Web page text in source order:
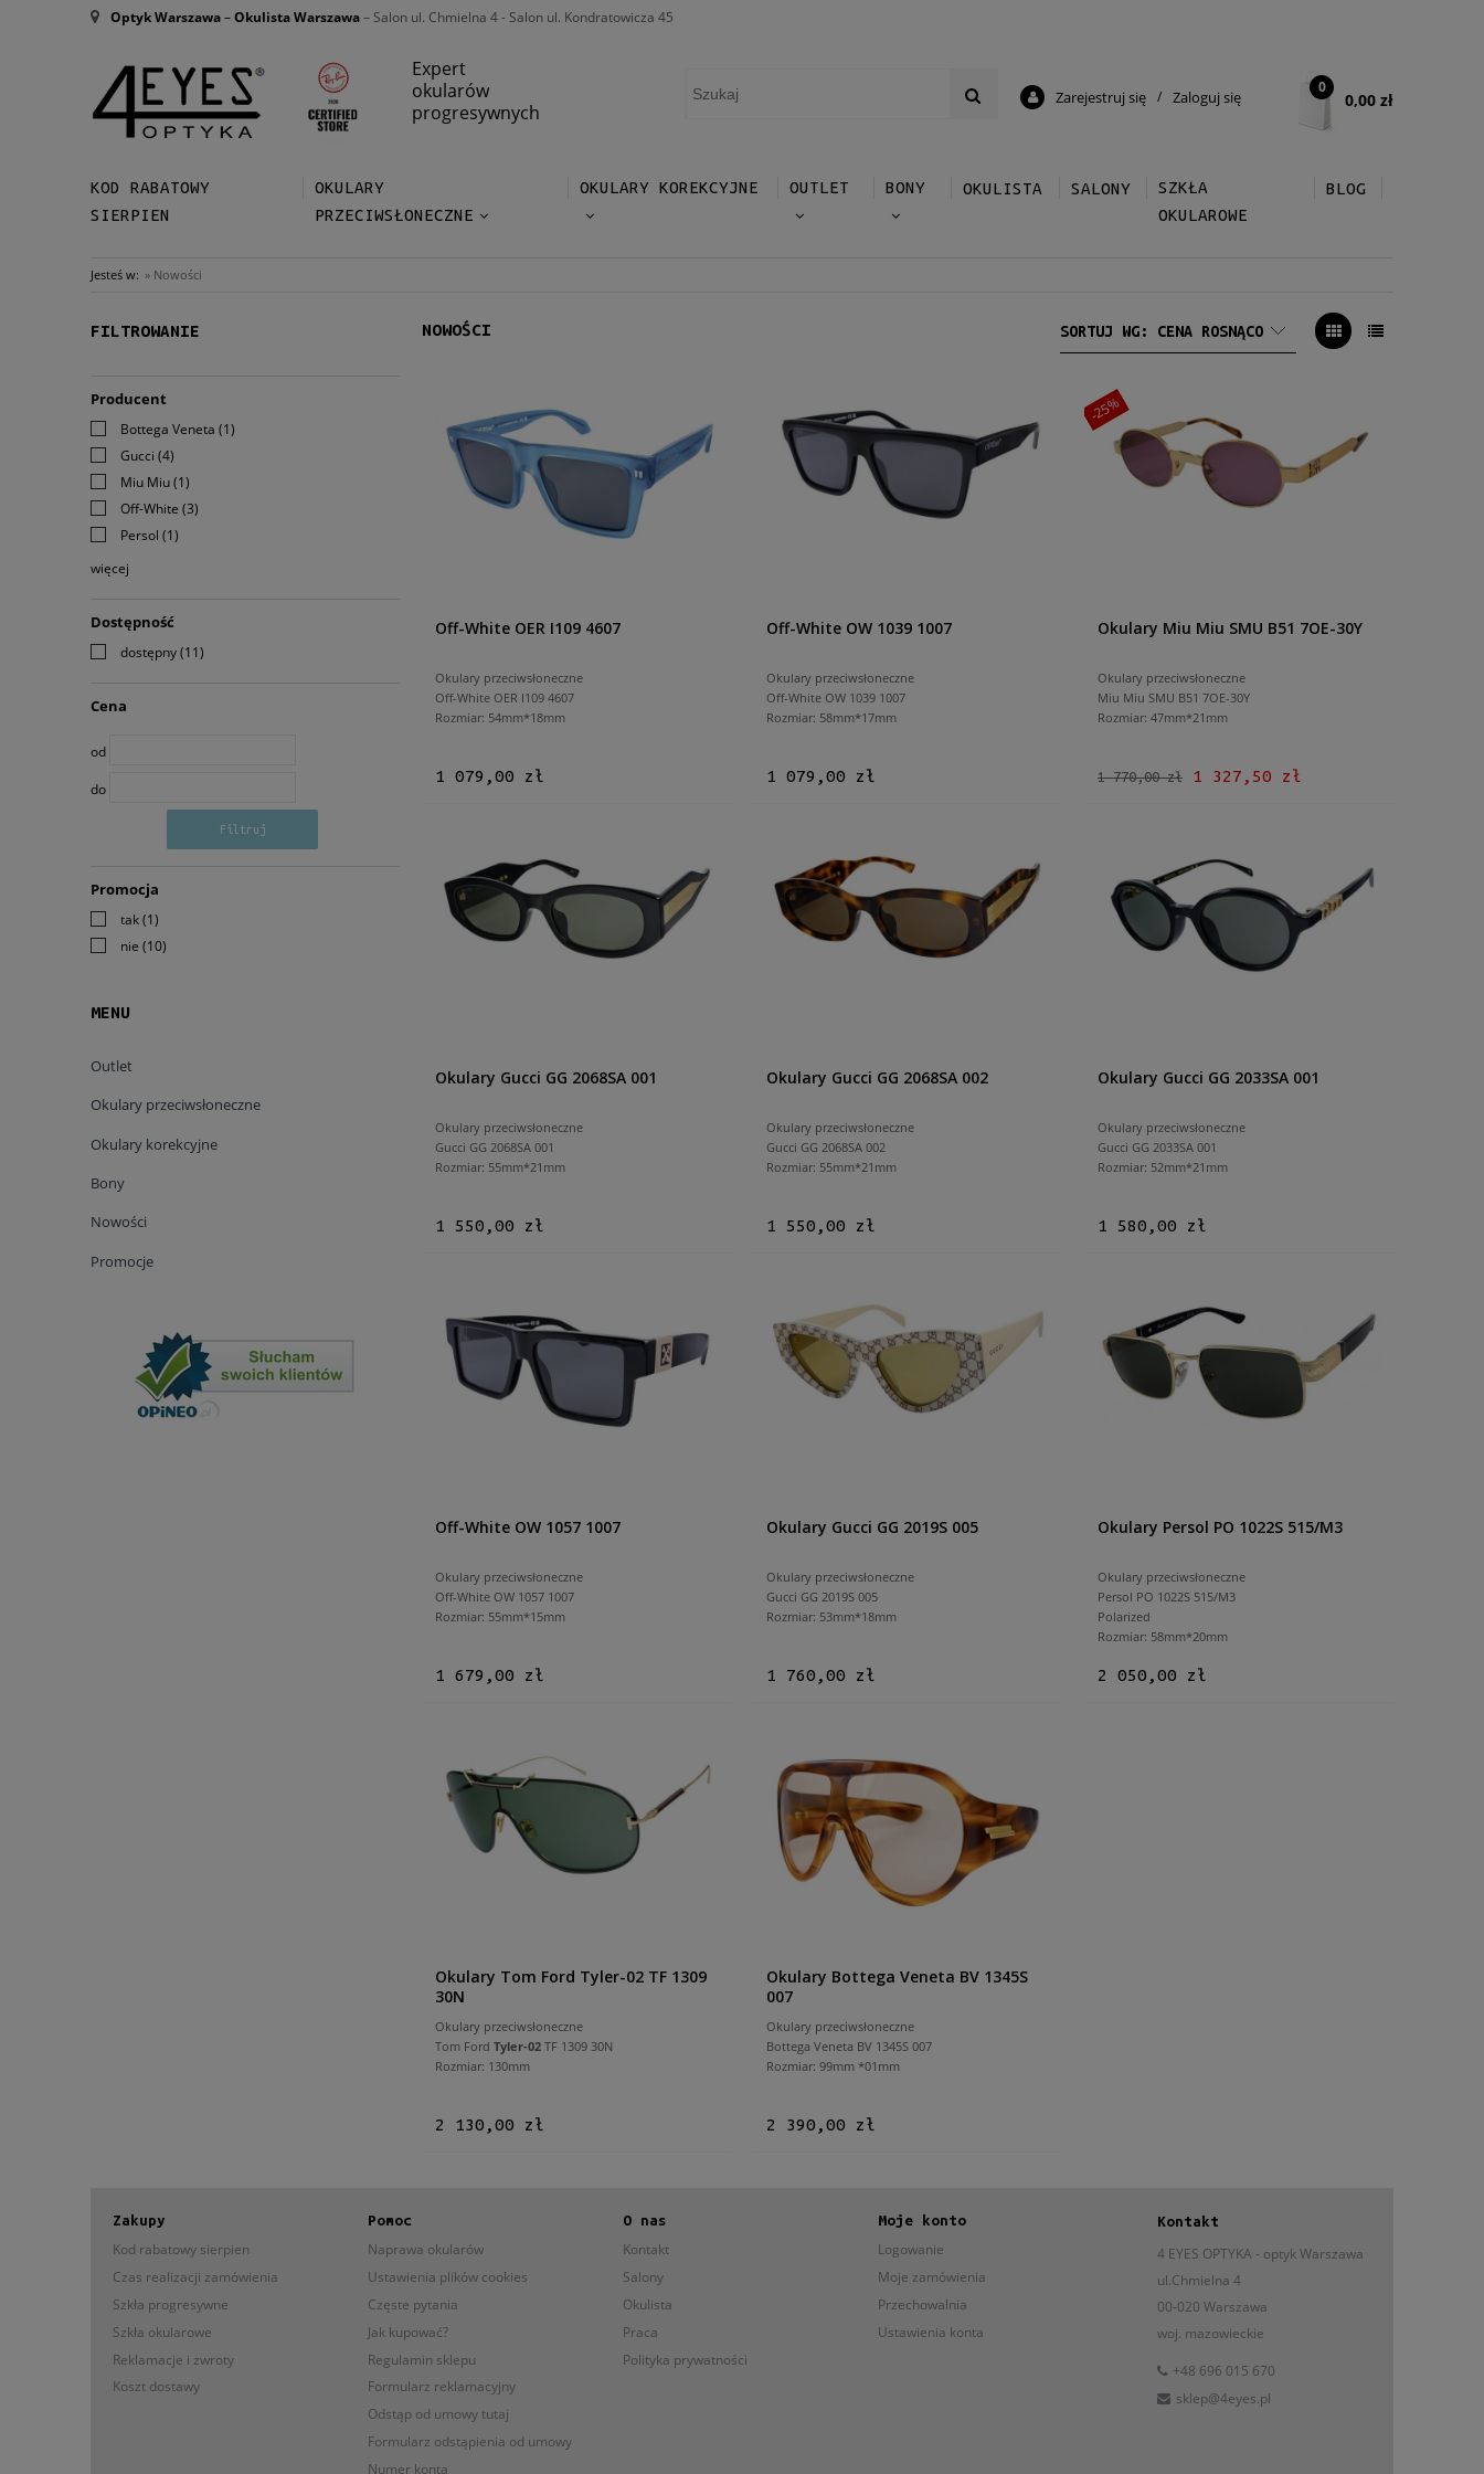
Optyk Warszawa–Okulista Warszawa– Salon ul. Chmielna 4 - Salon ul. Kondratowicza 45
Expert
okularów
progresywnych
0,00 zł
0
Zarejestruj się / Zaloguj się
KOD RABATOWY
SIERPIEN
OKULARY
PRZECIWSŁONECZNE
OKULARY KOREKCYJNE OUTLET BONY OKULISTA SALONY
SZKŁA
OKULAROWE
BLOG
Jesteś w: » Nowości
FILTROWANIE
Producent
Bottega Veneta (1)
Gucci (4)
Miu Miu(1)
Off-White (3)
Persol (1)
więcej
Dostępność
dostępny(11)
Cena
od
do
Filtruj
Promocja
tak(1)
nie (10)
MENU
Outlet
Okulary przeciwsłoneczne
Okulary korekcyjne
Bony
Nowości
Promocje
NOWOŚCI SORTUJ WG: CENA ROSNĄCO
Off-White OER I109 4607
Okulary przeciwsłoneczne
Off-White OER I109 4607
Rozmiar: 54mm*18mm
1 079,00 zł
Off-White OW 1039 1007
Okulary przeciwsłoneczne
Off-White OW 1039 1007
Rozmiar: 58mm*17mm
1 079,00 zł
Okulary Miu Miu SMU B51 7OE-30Y
Okulary przeciwsłoneczne
Miu Miu SMU B51 7OE-30Y
Rozmiar: 47mm*21mm
1 770,00 zł 1 327,50 zł
-25%
Okulary Gucci GG 2068SA 001
Okulary przeciwsłoneczne
Gucci GG 2068SA 001
Rozmiar: 55mm*21mm
1 550,00 zł
Okulary Gucci GG 2068SA 002
Okulary przeciwsłoneczne
Gucci GG 2068SA 002
Rozmiar: 55mm*21mm
1 550,00 zł
Okulary Gucci GG 2033SA 001
Okulary przeciwsłoneczne
Gucci GG 2033SA 001
Rozmiar: 52mm*21mm
1 580,00 zł
Off-White OW 1057 1007
Okulary przeciwsłoneczne
Off-White OW 1057 1007
Rozmiar: 55mm*15mm
1 679,00 zł
Okulary Gucci GG 2019S 005
Okulary przeciwsłoneczne
Gucci GG 2019S 005
Rozmiar: 53mm*18mm
1 760,00 zł
Okulary Persol PO 1022S 515/M3
Okulary przeciwsłoneczne
Persol PO 1022S 515/M3
Polarized
Rozmiar: 58mm*20mm
2 050,00 zł
Okulary Tom Ford Tyler-02 TF 1309
30N
Okulary przeciwsłoneczne
Tom Ford Tyler-02 TF 1309 30N
Rozmiar: 130mm
2 130,00 zł
Okulary Bottega Veneta BV 1345S
007
Okulary przeciwsłoneczne
Bottega Veneta BV 1345S 007
Rozmiar: 99mm *01mm
2 390,00 zł
Zakupy
Kod rabatowy sierpien
Czas realizacji zamówienia
Szkła progresywne
Szkła okularowe
Reklamacje i zwroty
Koszt dostawy
Pomoc
Naprawa okularów
Ustawienia plików cookies
Częste pytania
Jak kupować?
Regulamin sklepu
Formularz reklamacyjny
Odstąp od umowy tutaj
Formularz odstąpienia od umowy
Numer konta
O nas
Kontakt
Salony
Okulista
Praca
Polityka prywatności
Moje konto
Logowanie
Moje zamówienia
Przechowalnia
Ustawienia konta
Kontakt
4 EYES OPTYKA - optyk Warszawa
ul.Chmielna 4
00-020 Warszawa
woj. mazowieckie
+48 696 015 670
sklep@4eyes.pl